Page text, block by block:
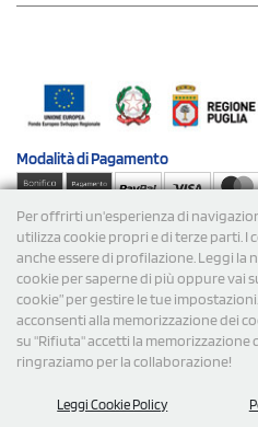
Per offrirti un'esperienza di
utilizza cookie propri e di terze parti.
anche essere di profilazione. Leggi la
cookie per saperne di più oppure vai
cookie” per gestire le tue
acconsenti alla memorizzazione dei
su "Rifiuta" accetti la memorizzazione
ringraziamo per la collaborazione!
Leggi Cookie Policy
Modalità diPagamento
Spedizioni
P.Iva/C.F. 09734470967